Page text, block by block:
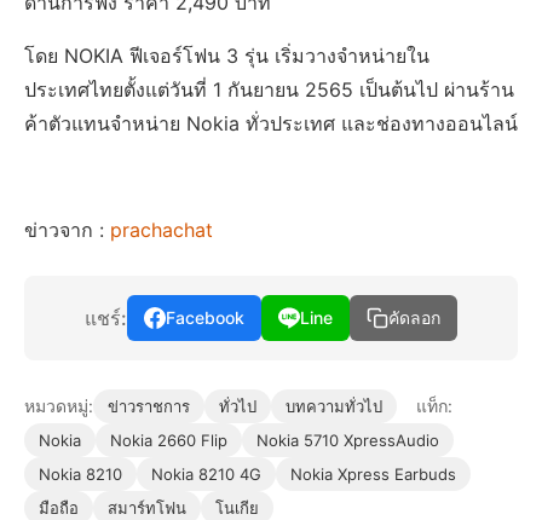
โดย NOKIA ฟีเจอร์โฟน 3 รุ่น เริ่มวางจำหน่ายใน
ประเทศไทยตั้งแต่วันที่ 1 กันยายน 2565 เป็นต้นไป ผ่านร้าน
ค้าตัวแทนจำหน่าย Nokia ทั่วประเทศ และช่องทางออนไลน์
ข่าวจาก : prachachat
แชร์: Facebook Line คัดลอก
หมวดหมู่: ข่าวราชการ ทั่วไป บทความทั่วไป แท็ก:
Nokia Nokia 2660 Flip
Nokia 5710 XpressAudio
Nokia 8210
Nokia 8210 4G
Nokia Xpress Earbuds
มือถือ
สมาร์ทโฟน โนเกีย